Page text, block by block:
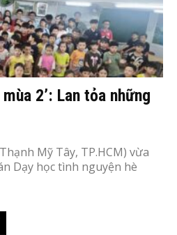
2’: Lan tỏa những
Mỹ Tây, TP.HCM) vừa
Dạy học tình nguyện hè